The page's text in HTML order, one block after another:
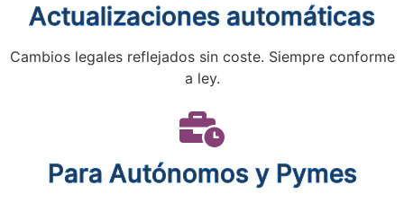
Actualizaciones automáticas
Cambios legales reflejados sin coste. Siempre conforme
a ley.
Para Autónomos y Pymes